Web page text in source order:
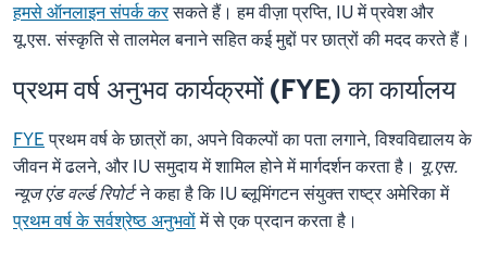
हमसे ऑनलाइन संपर्क करसकते हैं। हम वीज़ा प्रप्ति, IU में प्रवेश और
यू.एस. संस्कृति से तालमेल बनाने सहित कई मुद्दों पर छात्रों की मदद करते हैं।
प्रथम वर्ष अनुभव कार्यक्रमों (FYE) का कार्यालय
FYEप्रथम वर्ष के छात्रों का, अपने विकल्पों का पता लगाने, विश्वविद्यालय के
जीवन में ढलने, और IU समुदाय में शामिल होने में मार्गदर्शन करता है। यू.एस.
न्यूज एंड वर्ल्ड रिपोर्टने कहा है कि IU ब्लूमिंगटन संयुक्त राष्ट्र अमेरिका में
प्रथम वर्ष के सर्वश्रेष्ठ अनुभवोंमें से एक प्रदान करता है।